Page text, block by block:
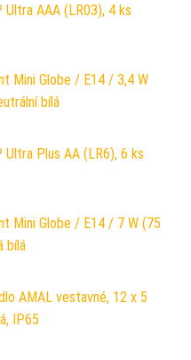
Ultra AAA (LR03), 4 ks
Mini Globe / E14 / 3,4 W
bílá
Ultra Plus AA (LR6), 6 ks
Mini Globe / E14 / 7 W (75
bílá
AMAL vestavné, 12 x 5
IP65